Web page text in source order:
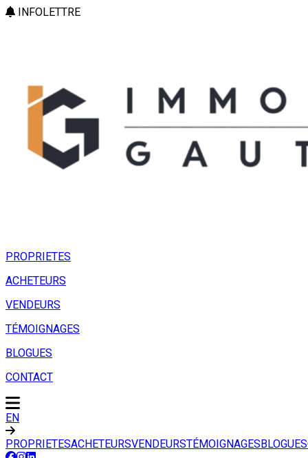
INFOLETTRE
PROPRIETES
ACHETEURS
VENDEURS
TÉMOIGNAGES
BLOGUES
CONTACT
EN
PROPRIETESACHETEURSVENDEURSTÉMOIGNAGESBLOGUES